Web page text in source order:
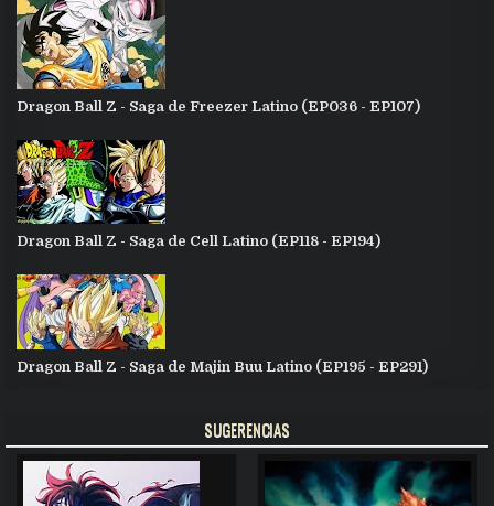
Dragon Ball Z - Saga de Freezer Latino (EP036 - EP107)
Dragon Ball Z - Saga de Cell Latino (EP118 - EP194)
Dragon Ball Z - Saga de Majin Buu Latino (EP195 - EP291)
SUGERENCIAS